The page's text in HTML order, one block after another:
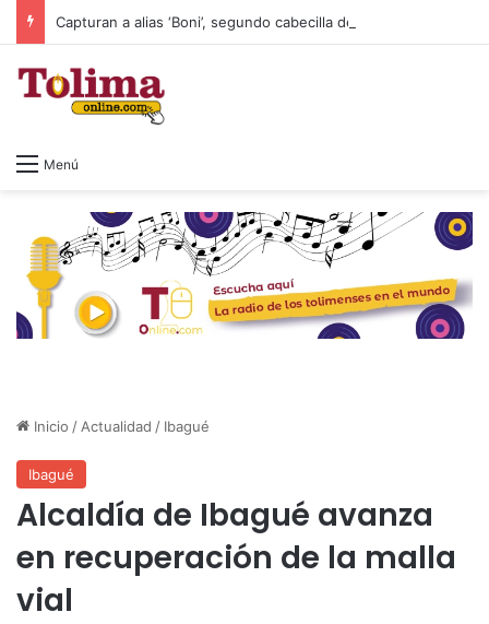
Menú
Inicio / Actualidad / Ibagué
Ibagué
Alcaldía de Ibagué avanza
en recuperación de la malla
vial